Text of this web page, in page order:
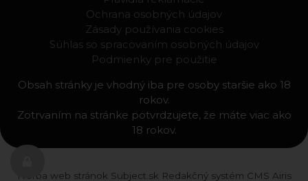
Ochrana osobných údajov
Zásady používania cookies
Súhlas so spracovaním osobných údajov
Podmienky pre použitie
Obsah stránky je vhodný iba pre osoby staršie ako 18
rokov.
Zotrvaním na stránke potvrdzujete, že máte viac ako
18 rokov.
Tvorba web stránok Subject.sk Redakčný systém CMS Airis